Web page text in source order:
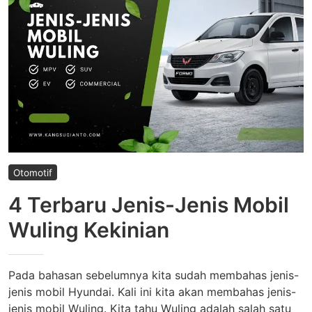
4
Otomotif
4 Terbaru Jenis-Jenis Mobil
Wuling Kekinian
Pada bahasan sebelumnya kita sudah membahas jenis-
jenis mobil Hyundai. Kali ini kita akan membahas jenis-
jenis mobil Wuling. Kita tahu Wuling adalah salah satu